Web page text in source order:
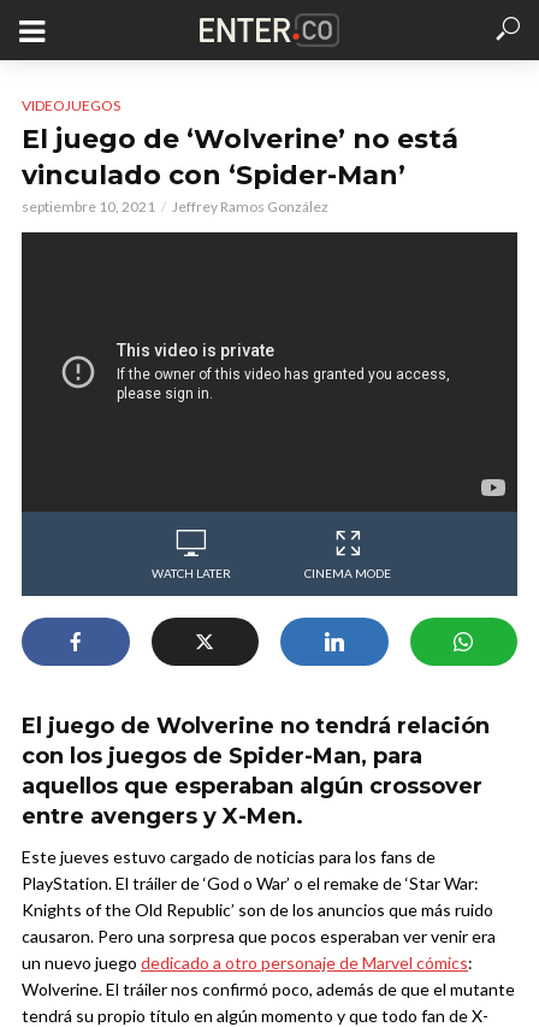
VIDEOJUEGOS
El juego de ‘Wolverine’ no está
vinculado con ‘Spider-Man’
septiembre 10, 2021 Jeffrey Ramos González
WATCH LATER CINEMA MODE
El juego de Wolverine no tendrá relación
con los juegos de Spider-Man, para
aquellos que esperaban algún crossover
entre avengers y X-Men.
Este jueves estuvo cargado de noticias para los fans de
PlayStation. El tráiler de ‘God o War’ o el remake de ‘Star War:
Knights of the Old Republic’ son de los anuncios que más ruido
causaron. Pero una sorpresa que pocos esperaban ver venir era
un nuevo juego dedicado a otro personaje de Marvel cómics:
Wolverine. El tráiler nos confirmó poco, además de que el mutante
tendrá su propio título en algún momento y que todo fan de X-